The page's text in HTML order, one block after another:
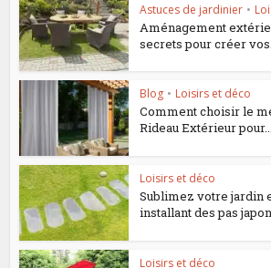
Astuces de jardinier •
Aménagement
secrets pour créer vos...
Blog • Loisirs et déco
Comment choisir le
Rideau Extérieur pour...
Loisirs et déco
Sublimez votre jardin
installant des pas
Loisirs et déco